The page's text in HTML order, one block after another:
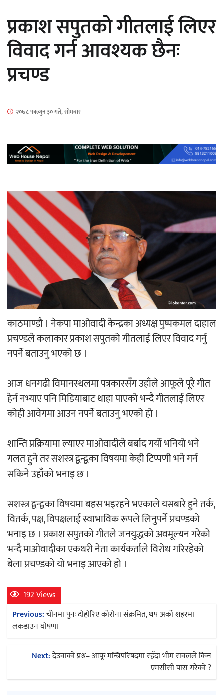
सार्वजनिक
नेपालगञ्जमा पर्खाल भत्किँदा दुई मजदुरको मृत्यु
‘ईयुमा डट कम’ले बुधबारदेखि आफ्नो
औपचारिक सेवा सञ्चालनमा
हलमा छैन ‘गौँथली’को टिकट
‘आइतबारको अफिस’ को परिचर्चा सम्पन्न
अर्जुन चन्द्रको ‘संवेदनाका प्रतिध्वनि’
‘दुर्गा’ निर्माण गर्दै सम्राट
चलचित्र ‘माया भनेकै यस्तो होला’को शीर्ष गीत
सार्वजनिक
प्रकाश सपुतको गीतलाई लिएर
विवाद गर्न आवश्यक छैनः
प्रचण्ड
२०७८ फाल्गुन ३० गते, सोमबार
काठमाण्डौ । नेकपा माओवादी केन्द्रका अध्यक्ष पुष्पकमल दाहाल
प्रचण्डले कलाकार प्रकाश सपुतको गीतलाई लिएर विवाद गर्नु
नपर्ने बताउनु भएको छ ।
आज धनगढी विमानस्थलमा पत्रकारसँग उहाँले आफूले पूरै गीत
हेर्न नभ्याए पनि मिडियाबाट थाहा पाएको भन्दै गीतलाई लिएर
कोही आवेगमा आउन नपर्ने बताउनु भएको हो ।
शान्ति प्रक्रियामा ल्याएर माओवादीले बर्बाद गर्यो भनियो भने
गलत हुने तर सशस्त्र द्वन्द्वका विषयमा केही टिप्पणी भने गर्न
सकिने उहाँको भनाइ छ ।
सशस्त्र द्वन्द्वका विषयमा बहस भइरहने भएकाले यसबारे हुने तर्क,
वितर्क, पक्ष, विपक्षलाई स्वाभाविक रूपले लिनुपर्ने प्रचण्डको
भनाइ छ । प्रकाश सपुतको गीतले जनयुद्धको अवमूल्यन गरेको
भन्दै माओवादीका एकथरी नेता कार्यकर्ताले विरोध गरिरहेको
बेला प्रचण्डको यो भनाइ आएको हो ।
192 Views
Post
navigation
Previous:चीनमा पुनः दोहोरिए कोरोना संक्रमित, थप अर्को शहरमा
लकडाउन घोषणा
Next:देउवाको प्रश्न– आफू मन्त्रिपरिषदमा रहँदा भीम रावलले किन
एमसीसी पास गरेको ?